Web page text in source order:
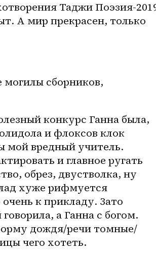
Таджи Поэзия-
А мир прекрасен, только
сборников,
конкурс Ганна была,
и флоксов клок
мой вредный учитель.
и главное ругать
обрез, двустволка, ну
хуже рифмуется
к прикладу. Зато
а Ганна с богом.
дождя/речи томные/
чего хотеть.